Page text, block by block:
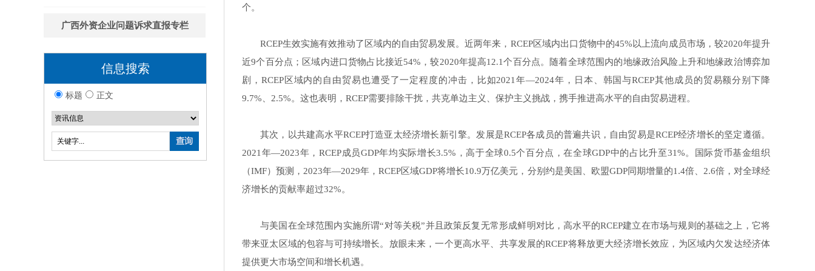
广西外资企业问题诉求直报专栏
信息搜索
标题 正文
个。
RCEP生效实施有效推动了区域内的自由贸易发展。近两年来，RCEP区域内出口货物中的45%以上流向成员市场，较2020年提升
近9个百分点；区域内进口货物占比接近54%，较2020年提高12.1个百分点。随着全球范围内的地缘政治风险上升和地缘政治博弈加
剧，RCEP区域内的自由贸易也遭受了一定程度的冲击，比如2021年—2024年，日本、韩国与RCEP其他成员的贸易额分别下降
9.7%、2.5%。这也表明，RCEP需要排除干扰，共克单边主义、保护主义挑战，携手推进高水平的自由贸易进程。
其次，以共建高水平RCEP打造亚太经济增长新引擎。发展是RCEP各成员的普遍共识，自由贸易是RCEP经济增长的坚定遵循。
2021年—2023年，RCEP成员GDP年均实际增长3.5%，高于全球0.5个百分点，在全球GDP中的占比升至31%。国际货币基金组织
（IMF）预测，2023年—2029年，RCEP区域GDP将增长10.9万亿美元，分别约是美国、欧盟GDP同期增量的1.4倍、2.6倍，对全球经
济增长的贡献率超过32%。
与美国在全球范围内实施所谓“对等关税”并且政策反复无常形成鲜明对比，高水平的RCEP建立在市场与规则的基础之上，它将
带来亚太区域的包容与可持续增长。放眼未来，一个更高水平、共享发展的RCEP将释放更大经济增长效应，为区域内欠发达经济体
提供更大市场空间和增长机遇。